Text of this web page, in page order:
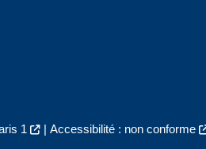
1 | Accessibilité : non conforme